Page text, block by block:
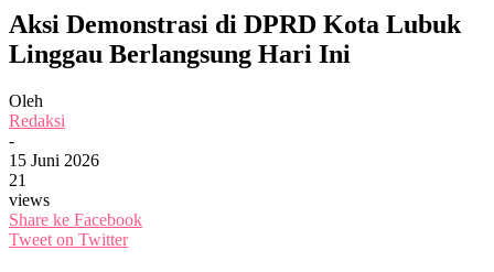
Aksi Demonstrasi di DPRD Kota Lubuk
Linggau Berlangsung Hari Ini
Oleh
Redaksi
-
15 Juni 2026
21
views
Share ke Facebook
Tweet on Twitter